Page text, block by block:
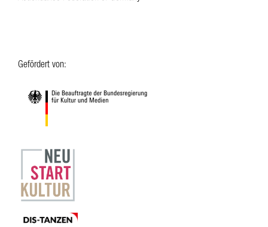
Gefördert von: